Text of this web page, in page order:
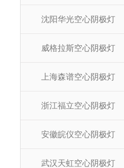
沈阳华光空心阴极灯
威格拉斯空心阴极灯
上海森谱空心阴极灯
浙江福立空心阴极灯
安徽皖仪空心阴极灯
武汉天虹空心阴极灯